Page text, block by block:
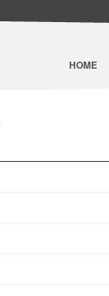
HOME